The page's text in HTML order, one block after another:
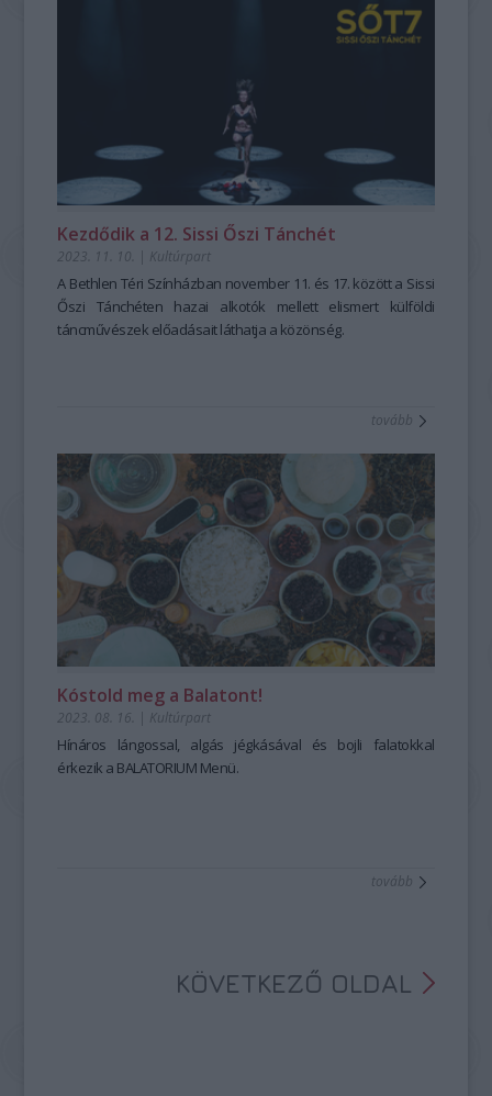
Kezdődik a 12. Sissi Őszi Tánchét
2023. 11. 10. | Kultúrpart
A Bethlen Téri Színházban november 11. és 17. között a Sissi
Őszi Tánchéten hazai alkotók mellett elismert külföldi
táncművészek előadásait láthatja a közönség.
tovább
Kóstold meg a Balatont!
2023. 08. 16. | Kultúrpart
Hínáros lángossal, algás jégkásával és bojli falatokkal
érkezik a BALATORIUM Menü.
tovább
KÖVETKEZŐ OLDAL